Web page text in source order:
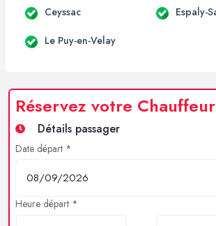
Ceyssac Espaly-
Le Puy-en-Velay
Réservez votre Chauffeur
Détails passager
Date départ *
Heure départ *